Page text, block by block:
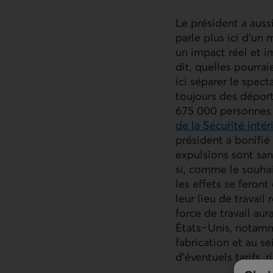
Le président a
parle plus ici d’un
un impact réel et
dit, quelles
ici séparer le
toujours des
675 000
de la Sécurité
Lien externe au
président a bonifié
expulsions sont
si, comme le
les effets se feront
leur lieu de travail
force de travail
États−Unis,
fabrication et au
d’éventuels tarifs,